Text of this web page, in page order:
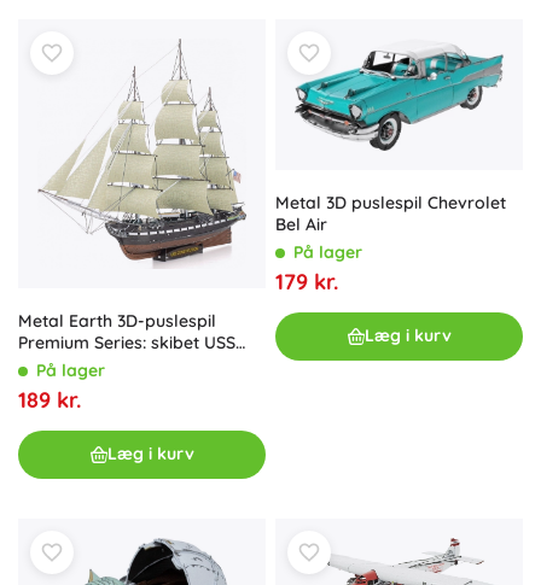
Metal Earth 3D-puslespil
Premium Series: skibet USS
Constitution – metalmodel
På lager
189 kr.
Læg i kurv
Metal 3D puslespil Chevrolet
Bel Air
På lager
179 kr.
Læg i kurv